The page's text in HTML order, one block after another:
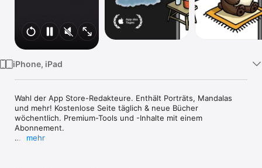
iPhone, iPad
Wahl der App Store-Redakteure. Enthält Porträts, Mandalas
und mehr! Kostenlose Seite täglich & neue Bücher
wöchentlich. Premium-Tools und -Inhalte mit einem
Abonnement.
mehr